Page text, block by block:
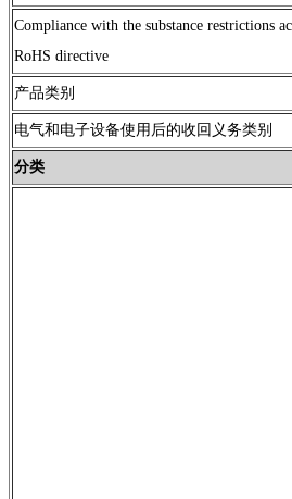
Compliance with the substance restrictions
RoHS directive
产品类别
电气和电子设备使用后的收回义务类别
分类